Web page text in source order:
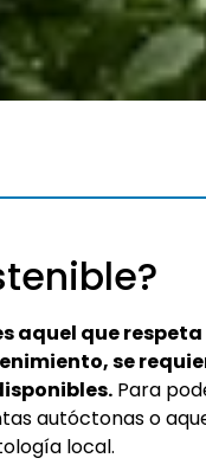
aquel que respeta
se
Para
autóctonas o
local.